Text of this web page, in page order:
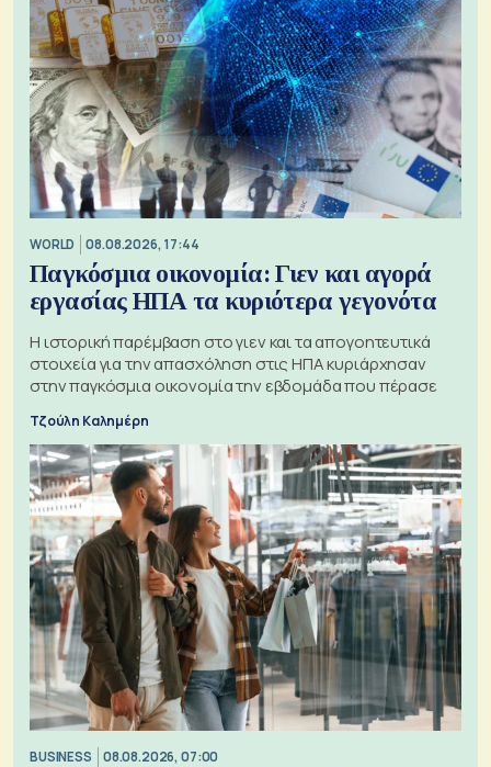
WORLD 08.08.2026, 17:44
Παγκόσμια οικονομία: Γιεν και αγορά
εργασίας ΗΠΑ τα κυριότερα γεγονότα
Η ιστορική παρέμβαση στο γιεν και τα απογοητευτικά
στοιχεία για την απασχόληση στις ΗΠΑ κυριάρχησαν
στην παγκόσμια οικονομία την εβδομάδα που πέρασε
Τζούλη Καλημέρη
BUSINESS 08.08.2026, 07:00